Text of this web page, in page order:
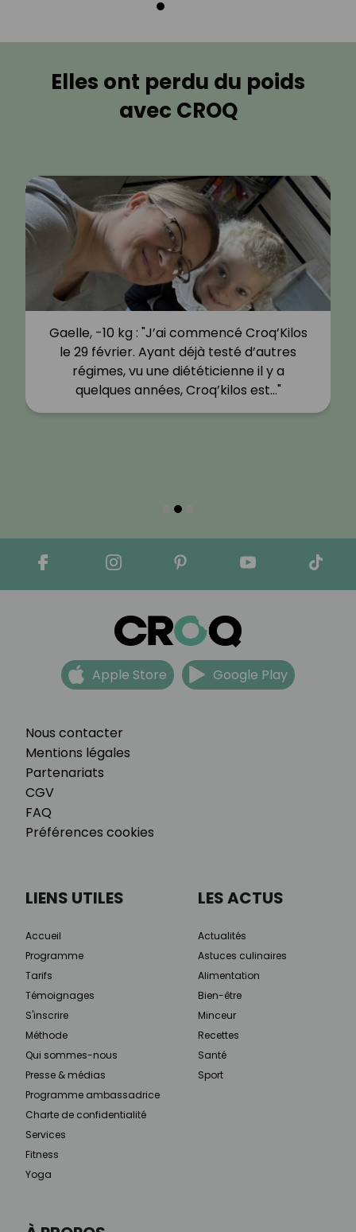
Elles ont perdu du poids
avec CROQ
Gaelle, -10 kg : "J’ai commencé Croq’Kilos
le 29 février. Ayant déjà testé d’autres
régimes, vu une diététicienne il y a
quelques années, Croq’kilos est…"
Nous contacter
Mentions légales
Partenariats
CGV
FAQ
Préférences cookies
Apple Store Google Play
LIENS UTILES
Accueil
Programme
Tarifs
Témoignages
S'inscrire
Méthode
Qui sommes-nous
Presse & médias
Programme ambassadrice
Charte de confidentialité
Services
Fitness
Yoga
LES ACTUS
Actualités
Astuces culinaires
Alimentation
Bien-être
Minceur
Recettes
Santé
Sport